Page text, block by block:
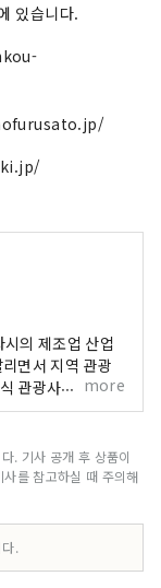
있습니다.
의 제조업 산업
면서 지역 관광
관광사이트 운영
추진한다. 단체입
사람이 방문하
타 오이덴 축제
력적인 관광 명
해 주었으면 하
more
. 기사 공개 후 상품이
를 참고하실 때 주의해
.